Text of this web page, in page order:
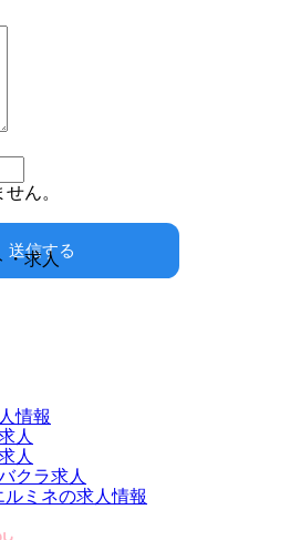
ん。
送信する
求人
情報
人
人
クラ求人
ミネの求人情報